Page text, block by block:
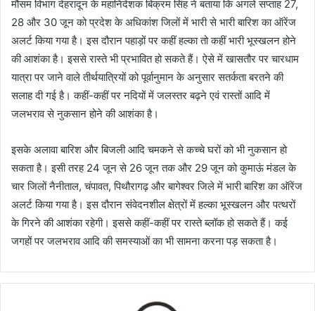
मौसम विभाग देहरादून के महानिदेशक बिक्रम सिंह ने बताया कि अगले सप्ताह 27,
28 और 30 जून को प्रदेश के अधिकांश जिलों में भारी से भारी बारिश का ऑरेंज
अलर्ट किया गया है। इस दौरान पहाड़ों पर कहीं हल्का तो कहीं भारी भूस्खलन होने
की आशंका है। इससे रास्ते भी प्रभावित हो सकते हैं। ऐसे में खासतौर पर चारधाम
यात्रा पर जाने वाले तीर्थयात्रियों को पूर्वानुमान के अनुसार सतर्कता बरतने की
सलाह दी गई है। कहीं-कहीं पर नदियों में जलस्तर बढ़ने एवं रास्तों आदि में
जलभराव से नुकसान होने की आशंका है।
इसके अलावा बारिश और बिजली आदि चमकने से कच्चे घरों को भी नुकसान हो
सकता है। इसी तरह 24 जून से 26 जून तक और 29 जून को कुमाऊं मंडल के
चार जिलों नैनीताल, चंपावत, पिथौरागढ़ और बागेश्वर जिले में भारी बारिश का ऑरेंज
अलर्ट किया गया है। इस दौरान संवेदनशील क्षेत्रों में हल्का भूस्खलन और पत्थरों
के गिरने की आशंका रहेगी। इससे कहीं-कहीं पर रास्ते ब्लॉक हो सकते हैं। कई
जगहों पर जलभराव आदि की समस्याओं का भी सामना करना पड़ सकता है।